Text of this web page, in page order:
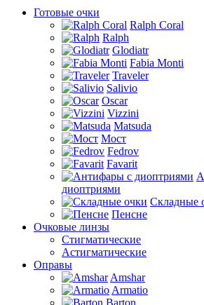
Готовые очки
Ralph Coral
Ralph
Glodiatr
Fabia Monti
Traveler
Salivio
Oscar
Vizzini
Matsuda
Мост
Fedrov
Favarit
диоптриями
Складные
Пенсне
Очковые линзы
Стигматические
Астигматические
Оправы
Amshar
Armatio
Barton